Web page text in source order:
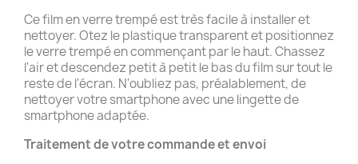
Ce film en verre trempé est très facile à installer et
nettoyer. Otez le plastique transparent et positionnez
le verre trempé en commençant par le haut. Chassez
l'air et descendez petit à petit le bas du film sur tout le
reste de l'écran. N'oubliez pas, préalablement, de
nettoyer votre smartphone avec une lingette de
smartphone adaptée.
Traitement de votre commande etenvoi